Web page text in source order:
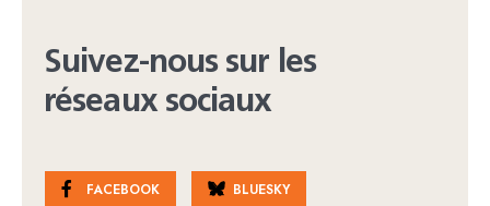
Suivez-nous sur les
réseaux sociaux
FACEBOOK BLUESKY